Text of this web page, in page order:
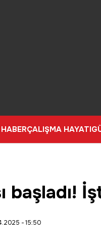
ÇALIŞMA HAYATI
başladı!
- 15:50